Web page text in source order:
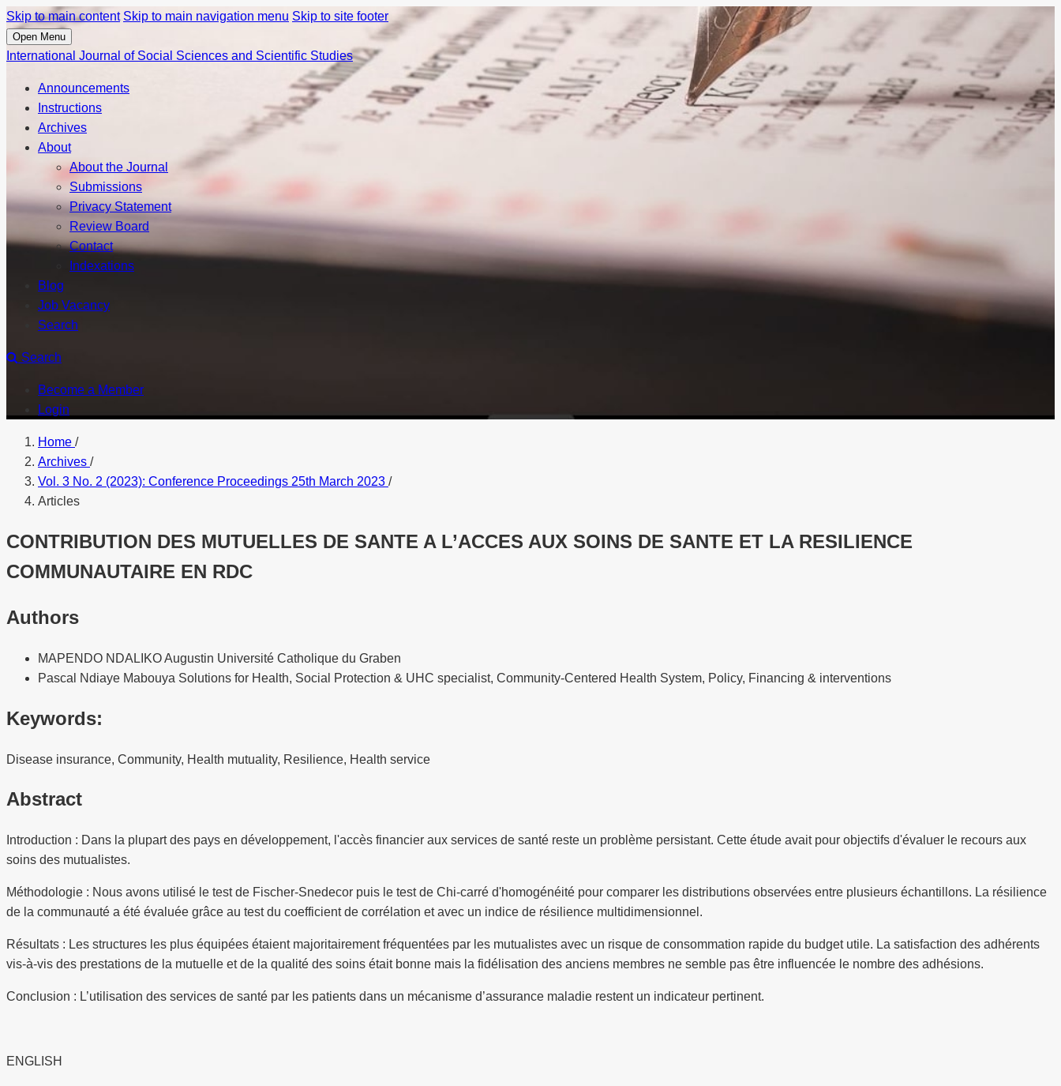
Skip to main content Skip to main navigation menu Skip to site footer
Open Menu
International Journal of Social Sciences and Scientific Studies
Announcements
Instructions
Archives
About
About the Journal
Submissions
Privacy Statement
Review Board
Contact
Indexations
Blog
Job Vacancy
Search
Search
Become a Member
Login
Home /
Archives /
Vol. 3 No. 2 (2023): Conference Proceedings 25th March 2023 /
Articles
CONTRIBUTION DES MUTUELLES DE SANTE A L’ACCES AUX SOINS DE SANTE ET LA RESILIENCE
COMMUNAUTAIRE EN RDC
Authors
MAPENDO NDALIKO Augustin Université Catholique du Graben
Pascal Ndiaye Mabouya Solutions for Health, Social Protection & UHC specialist, Community-Centered Health System, Policy, Financing & interventions
Keywords:
Disease insurance, Community, Health mutuality, Resilience, Health service
Abstract
Introduction : Dans la plupart des pays en développement, l'accès financier aux services de santé reste un problème persistant. Cette étude avait pour objectifs d'évaluer le recours aux
soins des mutualistes.
Méthodologie : Nous avons utilisé le test de Fischer-Snedecor puis le test de Chi-carré d'homogénéité pour comparer les distributions observées entre plusieurs échantillons. La résilience
de la communauté a été évaluée grâce au test du coefficient de corrélation et avec un indice de résilience multidimensionnel.
Résultats : Les structures les plus équipées étaient majoritairement fréquentées par les mutualistes avec un risque de consommation rapide du budget utile. La satisfaction des adhérents
vis-à-vis des prestations de la mutuelle et de la qualité des soins était bonne mais la fidélisation des anciens membres ne semble pas être influencée le nombre des adhésions.
Conclusion : L’utilisation des services de santé par les patients dans un mécanisme d’assurance maladie restent un indicateur pertinent.
ENGLISH